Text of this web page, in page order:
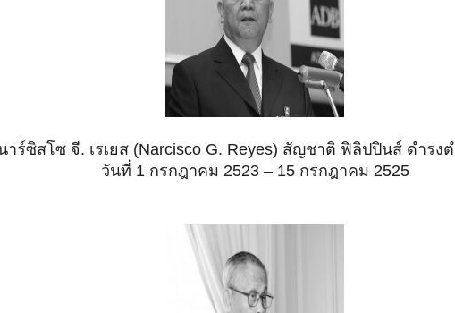
าร์ซิสโซ จี. เรเยส (Narcisco G. Reyes) สัญชาติ ฟิลิปปินส์ ดำรง
วันที่ 1กรกฎาคม 2523 – 15 กรกฎาคม 2525